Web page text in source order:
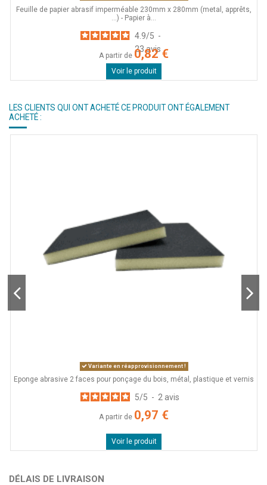
Feuille de papier abrasif imperméable 230mm x 280mm (metal, apprêts,
...) - Papier à...
4.9/5 -
23avis
A partir de 0,82 €
Voir le produit
LES CLIENTS QUI ONT ACHETÉ CE PRODUIT ONT ÉGALEMENT
ACHETÉ :
Variante en réapprovisionnement !
Eponge abrasive 2 faces pour ponçage du bois, métal, plastique et vernis
5/5 - 2 avis
A partir de 0,97 €
Voir le produit
DÉLAIS DE LIVRAISON